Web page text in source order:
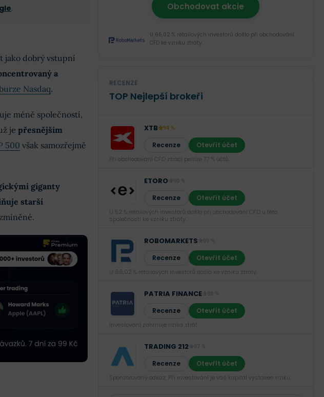
.
jako dobrý vstupní
a
Nasdaq.
méně společností,
je přesnějším
500 však samozřejmě
giganty
starší
Obchodovat akcie
U 66,02 % retailových investorů došlo při obchodování
CFD ke vzniku ztráty.
RECENZE
TOP Nejlepší brokeři
XTB 94 %
Recenze Otevřít účet
Při obchodování CFD ztrácí peníze 77 % účtů.
ETORO
Recenze Otevřít účet
U 52 % retailových investorů došlo při obchodování CFD u této
společnosti ke vzniku ztráty.
ROBOMARKETS
Recenze Otevřít účet
U 66,02 % retailových investorů došlo ke vzniku ztráty.
PATRIA FINANCE
Recenze Otevřít účet
Investování zahrnuje rizika ztrát.‎
TRADING 212
Recenze Otevřít účet
Sponzorovaný odkaz. Při investování je váš kapitál vystaven riziku.